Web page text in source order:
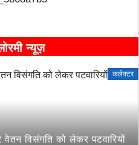
न्यूज़
कलेक्टर
विसंगति को लेकर पटवारियों